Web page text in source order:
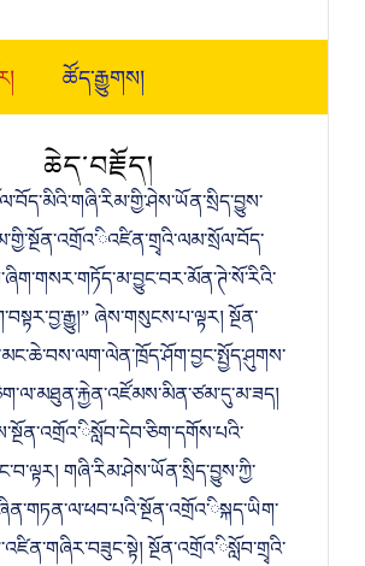
ཚོད་རྒྱུགས།
ཆེད་བརྗོད།
ཞེས་གསུངས་པ་ལྟར། སྔོན་
གཞི་རིམ་ཤེས་ཡོན་སྲིད་བྱུས་ཀྱི་
སྔོན་འགྲོའ་ིསློབ་གྲྭའི་